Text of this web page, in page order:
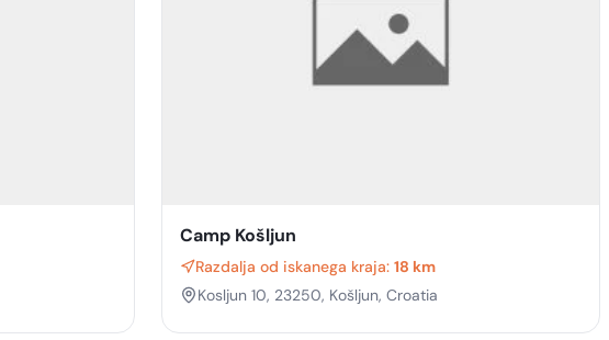
Camp Košljun
Razdalja od iskanega kraja: 18 km
Kosljun 10, 23250, Košljun, Croatia